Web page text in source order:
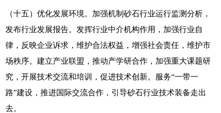
（十五）优化发展环境。加强机制砂石行业运行监测分析，
发布行业发展报告。发挥行业中介机构作用，加强行业自
律，反映企业诉求，维护合法权益，增强社会责任，维护市
场秩序。建立产业联盟，推动产学研合作，加强重大课题研
究，开展技术交流和培训，促进技术创新。服务“一带一
路”建设，推进国际交流合作，引导砂石行业技术装备走出
去。